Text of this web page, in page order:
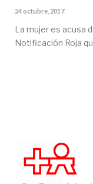
24 octubre, 2017
La mujer es acusa
Notificación Roja